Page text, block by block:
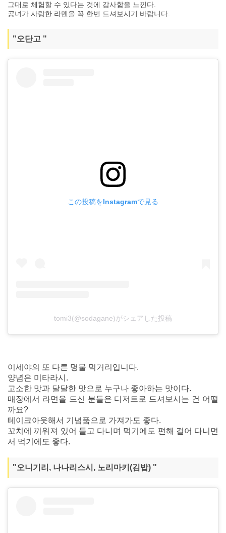
그대로 체험할 수 있다는 것에 감사함을 느낀다.
공녀가 사랑한 라멘을 꼭 한번 드셔보시기 바랍니다.
"오단고 "
この投稿をInstagramで見る
tomi3(@sodagane)がシェアした投稿
이세야의 또 다른 명물 먹거리입니다.
양념은 미타라시.
고소한 맛과 달달한 맛으로 누구나 좋아하는 맛이다.
매장에서 라면을 드신 분들은 디저트로 드셔보시는 건 어떨
까요?
테이크아웃해서 기념품으로 가져가도 좋다.
꼬치에 끼워져 있어 들고 다니며 먹기에도 편해 걸어 다니면
서 먹기에도 좋다.
"오니기리, 나나리스시, 노리마키(김밥) "